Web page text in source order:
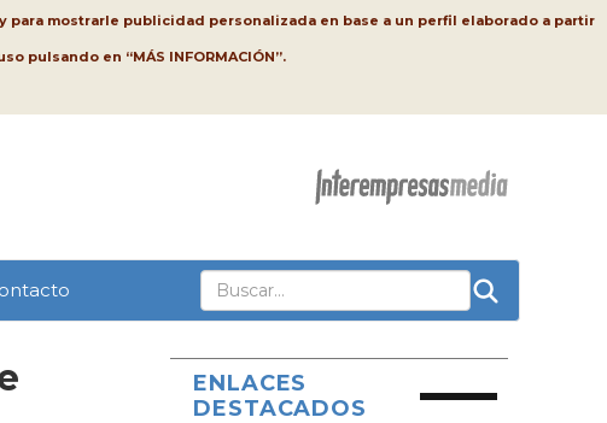
mostrarle publicidad personalizada en base a un perfil elaborado a partir
pulsando en “MÁS INFORMACIÓN”.
ENLACES
DESTACADOS